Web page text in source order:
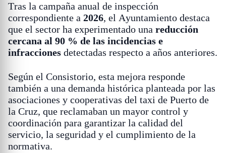
Tras la campaña anual de inspección
correspondiente a 2026, el Ayuntamiento destaca
que el sector ha experimentado una reducción
cercana al 90 % de las incidencias e
infracciones detectadas respecto a años anteriores.
Según el Consistorio, esta mejora responde
también a una demanda histórica planteada por las
asociaciones y cooperativas del taxi de Puerto de
la Cruz, que reclamaban un mayor control y
coordinación para garantizar la calidad del
servicio, la seguridad y el cumplimiento de la
normativa.